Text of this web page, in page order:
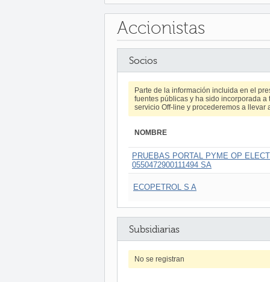
Accionistas
Socios
Parte de la información incluida en el
fuentes públicas y ha sido incorporada
servicio Off-line y procederemos a llevar
NOMBRE
PRUEBAS PORTAL PYME OP
0550472900111494 SA
ECOPETROL S A
Subsidiarias
No se registran